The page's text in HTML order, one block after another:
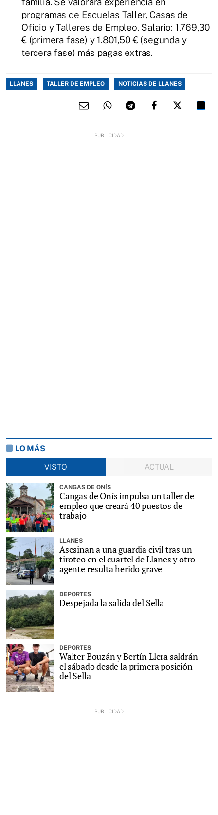
programas de Escuelas Taller, Casas de
Oficio y Talleres de Empleo. Salario: 1.769,30
€ (primera fase) y 1.801,50 € (segunda y
tercera fase) más pagas extras.
LLANES TALLER DE EMPLEO NOTICIAS DE LLANES
LO MÁS
VISTO
ACTUAL
CANGAS DE ONÍS
Cangas de Onís impulsa un taller de
empleo que creará 40 puestos de
trabajo
LLANES
Asesinan a una guardia civil tras un
tiroteo en el cuartel de Llanes y otro
agente resulta herido grave
DEPORTES
Despejada la salida del Sella
DEPORTES
Walter Bouzán y Bertín Llera saldrán
el sábado desde la primera posición
del Sella